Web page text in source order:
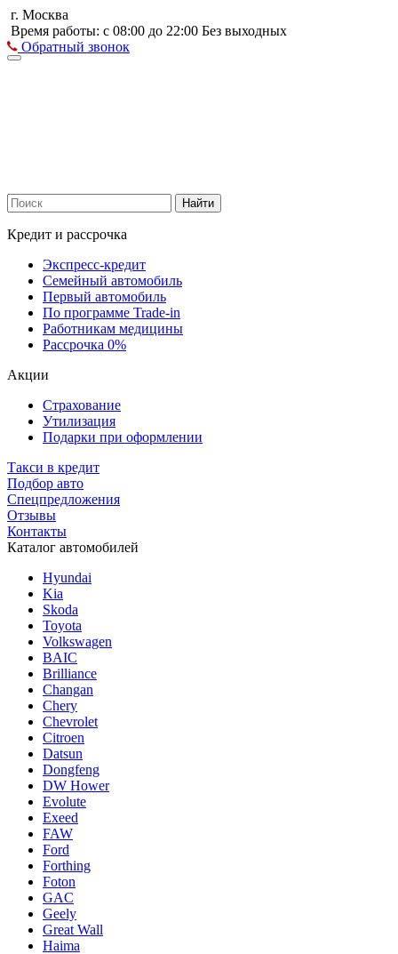
г. Москва
Время работы: с 08:00 до 22:00 Без выходных
Обратный звонок
Найти
Кредит и рассрочка
Экспресс-кредит
Семейный автомобиль
Первый автомобиль
По программе Trade-in
Работникам медицины
Рассрочка 0%
Акции
Страхование
Утилизация
Подарки при оформлении
Такси в кредит
Подбор авто
Спецпредложения
Отзывы
Контакты
Каталог автомобилей
Hyundai
Kia
Skoda
Toyota
Volkswagen
BAIC
Brilliance
Changan
Chery
Chevrolet
Citroen
Datsun
Dongfeng
DW Hower
Evolute
Exeed
FAW
Ford
Forthing
Foton
GAC
Geely
Great Wall
Haima